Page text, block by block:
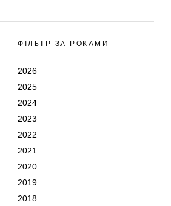
ФІЛЬТР ЗА РОКАМИ
2026
2025
2024
2023
2022
2021
2020
2019
2018